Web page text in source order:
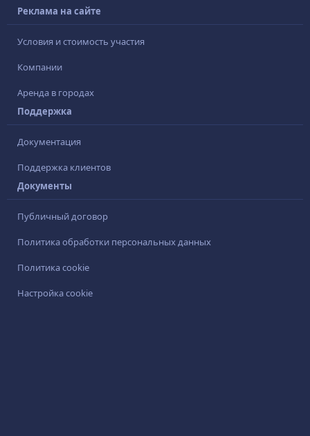
Реклама на сайте
Условия и стоимость участия
Компании
Аренда в городах
Поддержка
Документация
Поддержка клиентов
Документы
Публичный договор
Политика обработки персональных данных
Политика cookie
Настройка cookie